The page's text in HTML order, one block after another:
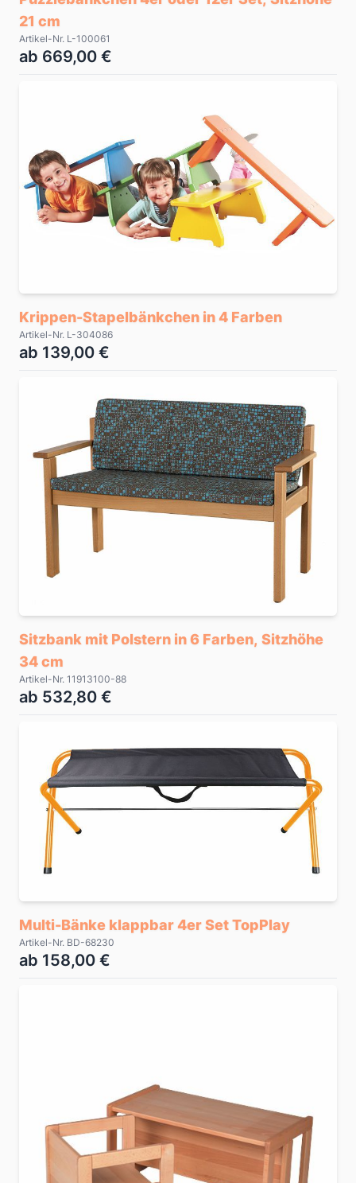
21 cm
Artikel-Nr. L-100061
ab 669,00 €
Krippen-Stapelbänkchen in 4 Farben
Artikel-Nr. L-304086
ab 139,00 €
Sitzbank mit Polstern in 6 Farben, Sitzhöhe
34 cm
Artikel-Nr. 11913100-88
ab 532,80 €
Multi-Bänke klappbar 4er Set TopPlay
Artikel-Nr. BD-68230
ab 158,00 €